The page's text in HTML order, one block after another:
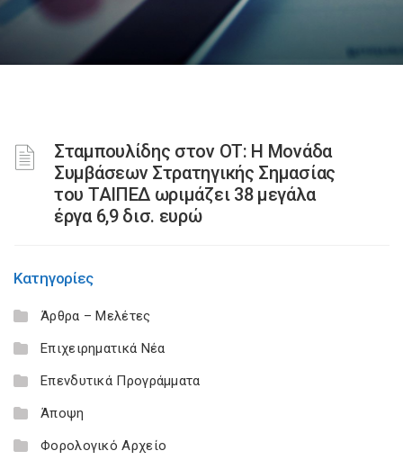
Σταμπουλίδης στον ΟΤ: Η Μονάδα
Συμβάσεων Στρατηγικής Σημασίας
του ΤΑΙΠΕΔ ωριμάζει 38 μεγάλα
έργα 6,9 δισ. ευρώ
Κατηγορίες
Άρθρα – Μελέτες
Επιχειρηματικά Νέα
Επενδυτικά Προγράμματα
Άποψη
Φορολογικό Αρχείο